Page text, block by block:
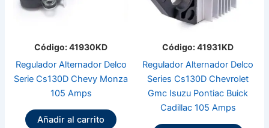
Código: 41930KD
Regulador Alternador Delco
Serie Cs130D Chevy Monza
105 Amps
Añadir al carrito
Código: 41931KD
Regulador Alternador Delco
Series Cs130D Chevrolet
Gmc Isuzu Pontiac Buick
Cadillac 105 Amps